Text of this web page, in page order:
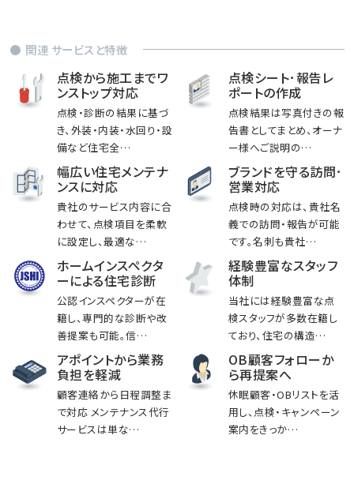
関連 サービスと特徴
点検から施工までワ
ンストップ対応
点検・診断の結果に基づ
き、外装・内装・水回り・設
備など住宅全…
点検シート･報告レ
ポートの作成
点検結果は写真付きの報
告書としてまとめ、オーナ
ー様へご説明の…
幅広い住宅メンテナ
ンスに対応
貴社のサービス内容に合
わせて、点検項目を柔軟
に設定し、最適な…
ブランドを守る訪問･
営業対応
点検時の対応は、貴社名
義での訪問・報告が可能
です。名刺も貴社…
ホームインスペクタ
ーによる住宅診断
公認インスペクターが在
籍し、専門的な診断や改
善提案も可能。信…
経験豊富なスタッフ
体制
当社には経験豊富な点
検スタッフが多数在籍し
ており、住宅の構造…
アポイントから業務
負担を軽減
顧客連絡から日程調整ま
で対応 メンテナンス代行
サービスは単な…
OB顧客フォローか
ら再提案へ
休眠顧客・OBリストを活
用し、点検・キャンペーン
案内をきっか…